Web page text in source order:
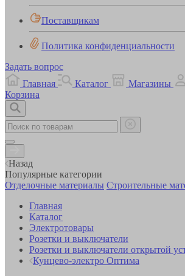
Поставщикам
Политика конфиденциальности
Задать вопрос
Главная
Каталог Магазины
Корзина
Назад
Популярные категории
Отделочные материалы Строительные
Главная
Каталог
Электротовары
Розетки и выключатели
Розетки и выключатели открытой
Кунцево-электро Оптима